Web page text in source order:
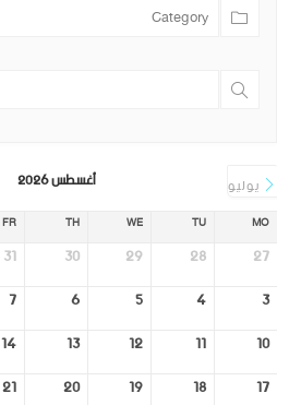
يوليو أغسطس 2026
MO
TU
WE
TH
FR
27
28
29
30
31
3
4
5
6
7
10
11
12
13
14
17
18
19
20
21